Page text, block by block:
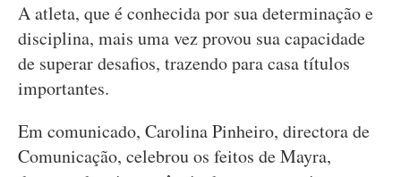
A atleta, que é conhecida por sua determinação e
disciplina, mais uma vez provou sua capacidade
de superar desafios, trazendo para casa títulos
importantes.
Em comunicado, Carolina Pinheiro, directora de
Comunicação, celebrou os feitos de Mayra,